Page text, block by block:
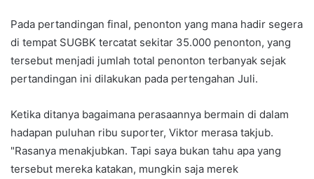
Pada pertandingan final, penonton yang mana hadir segera
di tempat SUGBK tercatat sekitar 35.000 penonton, yang
tersebut menjadi jumlah total penonton terbanyak sejak
pertandingan ini dilakukan pada pertengahan Juli.
Ketika ditanya bagaimana perasaannya bermain di dalam
hadapan puluhan ribu suporter, Viktor merasa takjub.
"Rasanya menakjubkan. Tapi saya bukan tahu apa yang
tersebut mereka katakan, mungkin saja merek